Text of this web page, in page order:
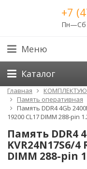
+7
Пн—Сб
Меню
Каталог
Главная
Память оперативная
Память DDR4 4Gb
19200 CL17 DIMM 288-pin
Память DDR4
KVR24N17S6/4
DIMM 288-pin